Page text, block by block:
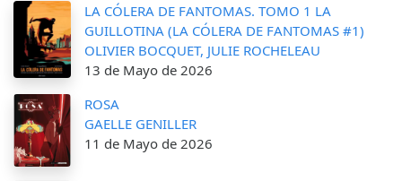
LA CÓLERA DE FANTOMAS. TOMO 1 LA
GUILLOTINA (LA CÓLERA DE FANTOMAS #1)
OLIVIER BOCQUET, JULIE ROCHELEAU
13 de Mayo de 2026
ROSA
GAELLE GENILLER
11 de Mayo de 2026